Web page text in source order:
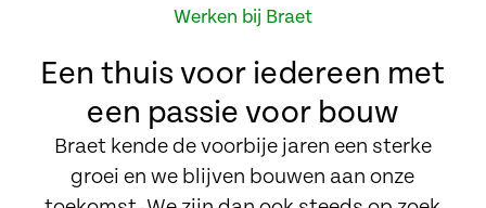
Werken bij Braet
Een thuis voor iedereen met
een passie voor bouw
Braet kende de voorbije jaren een sterke
groei en we blijven bouwen aan onze